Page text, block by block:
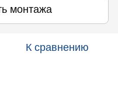
монтажа
К сравнению